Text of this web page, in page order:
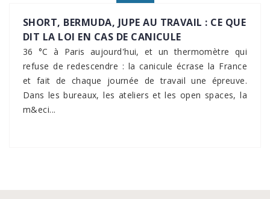
SHORT, BERMUDA, JUPE AU TRAVAIL : CE QUE
DIT LA LOI EN CAS DE CANICULE
36 °C à Paris aujourd'hui, et un thermomètre qui
refuse de redescendre : la canicule écrase la France
et fait de chaque journée de travail une épreuve.
Dans les bureaux, les ateliers et les open spaces, la
m&eci...